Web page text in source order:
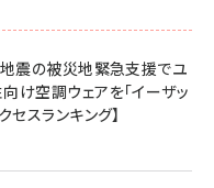
震の被災地緊急支援でユ
け空調ウェアを「イーザッ
スランキング】